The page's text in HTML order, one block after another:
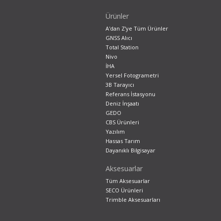
Ürünler
A'dan Z'ye Tüm Ürünler
GNSS Alıcı
Total Station
Nivo
İHA
Yersel Fotogrametri
3B Tarayıcı
Referans İstasyonu
Deniz İnşaatı
GEDO
CBS Ürünleri
Yazılım
Hassas Tarım
Dayanıklı Bilgisayar
Aksesuarlar
Tüm Aksesuarlar
SECO Ürünleri
Trimble Aksesuarları